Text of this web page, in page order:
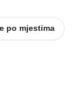
po mjestima